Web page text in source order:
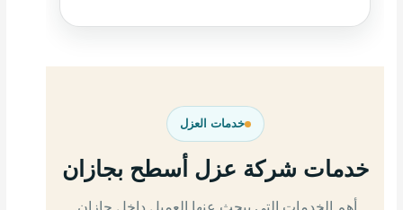
خدمات العزل
خدمات شركة عزل أسطح بجازان